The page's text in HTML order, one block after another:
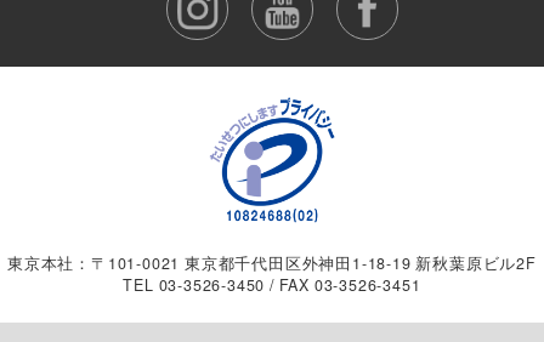
東京本社：〒101-0021 東京都千代田区外神田1-18-19 新秋葉原ビル2F
TEL 03-3526-3450 / FAX 03-3526-3451